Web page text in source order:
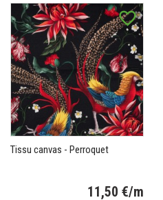
favorite_border
Tissu canvas - Perroquet
11,50 €/m